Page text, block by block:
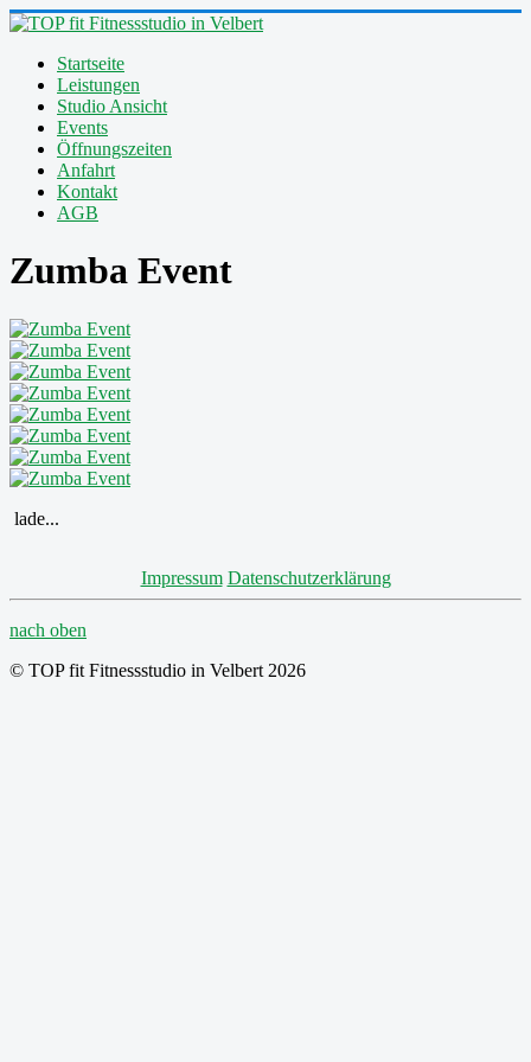
Startseite
Leistungen
Studio Ansicht
Events
Öffnungszeiten
Anfahrt
Kontakt
AGB
Zumba Event
lade...
Impressum Datenschutzerklärung
nach oben
© TOP fit Fitnessstudio in Velbert 2026